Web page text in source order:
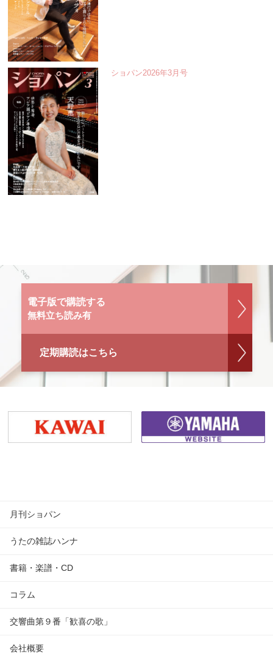
ショパン2026年3月号
電子版で購読する
無料立ち読み有
定期購読はこちら
月刊ショパン
うたの雑誌ハンナ
書籍・楽譜・CD
コラム
交響曲第９番「歓喜の歌」
会社概要